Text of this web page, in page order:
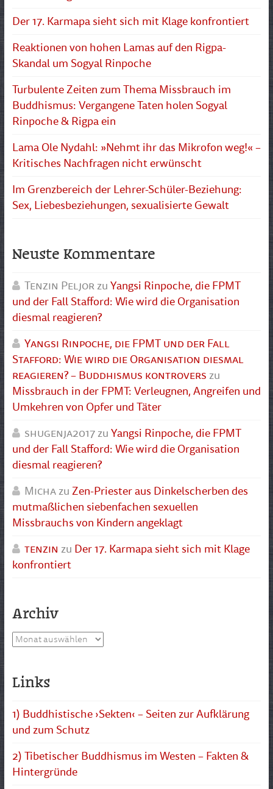
Der 17. Karmapa sieht sich mit Klage konfrontiert
Reaktionen von hohen Lamas auf den Rigpa-
Skandal um Sogyal Rinpoche
Turbulente Zeiten zum Thema Missbrauch im
Buddhismus: Vergangene Taten holen Sogyal
Rinpoche & Rigpa ein
Lama Ole Nydahl: »Nehmt ihr das Mikrofon weg!« –
Kritisches Nachfragen nicht erwünscht
Im Grenzbereich der Lehrer-Schüler-Beziehung:
Sex, Liebesbeziehungen, sexualisierte Gewalt
Neuste Kommentare
Tenzin PeljorzuYangsi Rinpoche, die FPMT
und der Fall Stafford: Wie wird die Organisation
diesmal reagieren?
Yangsi Rinpoche, die FPMT und der Fall
Stafford: Wie wird die Organisation diesmal
reagieren? – Buddhismus kontrovers zu
Missbrauch in der FPMT: Verleugnen, Angreifen und
Umkehren von Opfer und Täter
shugenja2017zuYangsi Rinpoche, die FPMT
und der Fall Stafford: Wie wird die Organisation
diesmal reagieren?
MichazuZen-Priester aus Dinkelscherben des
mutmaßlichen siebenfachen sexuellen
Missbrauchs von Kindern angeklagt
tenzin zu Der 17. Karmapa sieht sich mit Klage
konfrontiert
Archiv
Archiv
Links
1) Buddhistische ›Sekten‹ – Seiten zur Aufklärung
und zum Schutz
2) Tibetischer Buddhismus im Westen – Fakten &
Hintergründe